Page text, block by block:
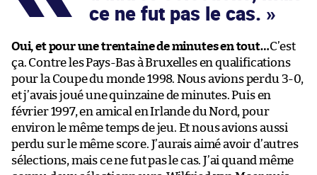
ce ne fut pas le cas.
Oui, et pour une trentaine de minutes en tout…C’est
ça. Contre les Pays-Bas à Bruxelles en qualifications
pour la Coupe du monde 1998. Nous avions perdu 3-0,
et j’avais joué une quinzaine de minutes. Puis en
février 1997, en amical en Irlande du Nord, pour
environ le même temps de jeu. Et nous avions aussi
perdu sur le même score. J’aurais aimé avoir d’autres
sélections, mais ce ne fut pas le cas. J’ai quand même